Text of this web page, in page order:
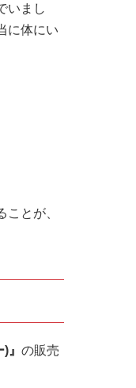
いまし
に体にい
とが、
)』の販売